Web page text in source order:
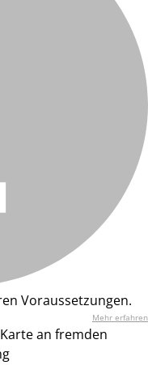
Voraussetzungen.
Mehr erfahren
an fremden